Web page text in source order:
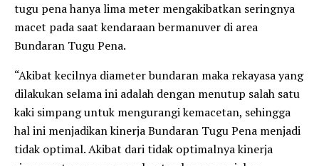
tugu pena hanya lima meter mengakibatkan seringnya
macet pada saat kendaraan bermanuver di area
Bundaran Tugu Pena.
“Akibat kecilnya diameter bundaran maka rekayasa yang
dilakukan selama ini adalah dengan menutup salah satu
kaki simpang untuk mengurangi kemacetan, sehingga
hal ini menjadikan kinerja Bundaran Tugu Pena menjadi
tidak optimal. Akibat dari tidak optimalnya kinerja